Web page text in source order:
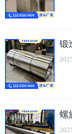
锻
螺